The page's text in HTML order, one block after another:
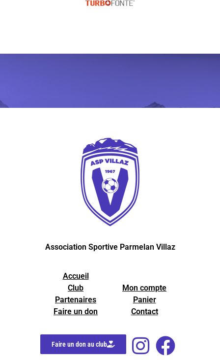
Association Sportive Parmelan Villaz
Accueil
Club
Partenaires
Faire un don
Mon compte
Panier
Contact
Faire un don au club